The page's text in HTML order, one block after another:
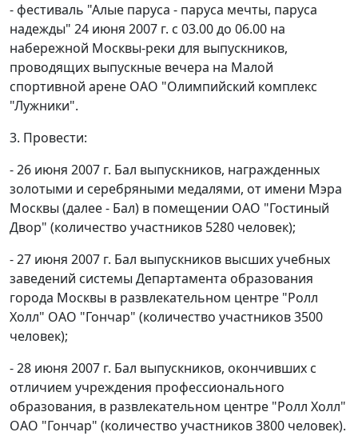
- фестиваль "Алые паруса - паруса мечты, паруса
надежды" 24 июня 2007 г. с 03.00 до 06.00 на
набережной Москвы-реки для выпускников,
проводящих выпускные вечера на Малой
спортивной арене ОАО "Олимпийский комплекс
"Лужники".
3. Провести:
- 26 июня 2007 г. Бал выпускников, награжденных
золотыми и серебряными медалями, от имени Мэра
Москвы (далее - Бал) в помещении ОАО "Гостиный
Двор" (количество участников 5280 человек);
- 27 июня 2007 г. Бал выпускников высших учебных
заведений системы Департамента образования
города Москвы в развлекательном центре "Ролл
Холл" ОАО "Гончар" (количество участников 3500
человек);
- 28 июня 2007 г. Бал выпускников, окончивших с
отличием учреждения профессионального
образования, в развлекательном центре "Ролл Холл"
ОАО "Гончар" (количество участников 3800 человек).